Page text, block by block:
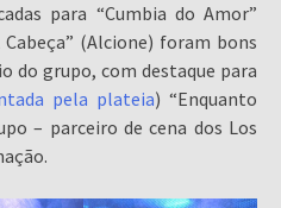
para “Cumbia do Amor”
Cabeça” (Alcione) foram bons
do grupo, com destaque para
pela plateia) “Enquanto
– parceiro de cena dos Los